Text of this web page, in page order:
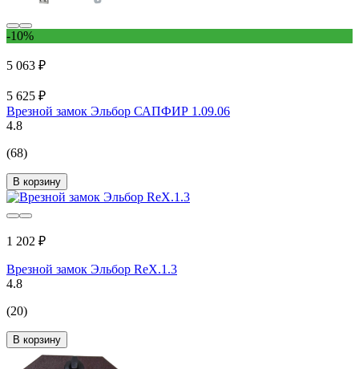
-10%
5 063 ₽
5 625 ₽
Врезной замок Эльбор САПФИР 1.09.06
4.8
(68)
В корзину
1 202 ₽
Врезной замок Эльбор ReX.1.3
4.8
(20)
В корзину